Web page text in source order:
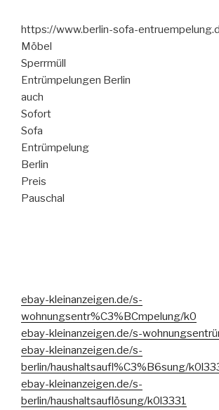
https://www.berlin-sofa-
Möbel
Sperrmüll
Entrümpelungen Berlin
auch
Sofort
Sofa
Entrümpelung
Berlin
Preis
Pauschal
ebay-kleinanzeigen.de/s-
wohnungsentr%C3%BCmpelung/k0
ebay-kleinanzeigen.de/s-
ebay-kleinanzeigen.de/s-
berlin/haushaltsaufl%C3%B6sung/
ebay-kleinanzeigen.de/s-
berlin/haushaltsauflösung/k0l3331